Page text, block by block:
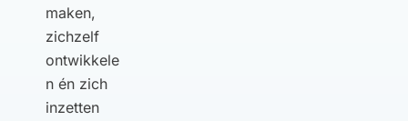
maken,
zichzelf
ontwikkele
n én zich
inzetten